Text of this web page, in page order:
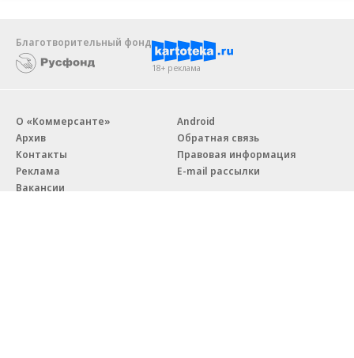
Благотворительный фонд
18+ реклама
О «Коммерсанте»
Архив
Контакты
Реклама
Вакансии
Android
Обратная связь
Правовая информация
E-mail рассылки